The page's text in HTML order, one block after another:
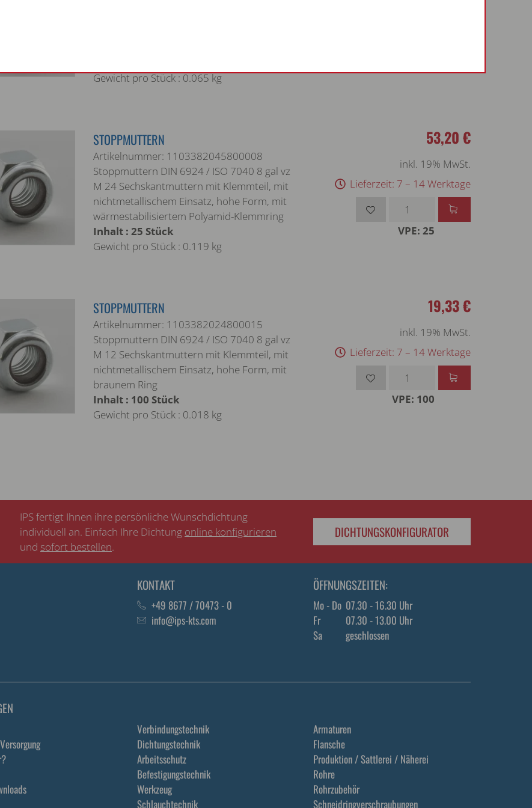
Gewicht pro Stück : 0.065 kg
STOPPMUTTERN
Artikelnummer: 1103382045800008
Stoppmuttern DIN 6924 / ISO 7040 8 gal vz
M 24 Sechskantmuttern mit Klemmteil, mit
nichtmetallischem Einsatz, hohe Form, mit
wärmestabilisiertem Polyamid-Klemmring
Inhalt : 25 Stück
Gewicht pro Stück : 0.119 kg
53,20 €
inkl. 19% MwSt.
Lieferzeit: 7 – 14 Werktage
VPE: 25
STOPPMUTTERN
Artikelnummer: 1103382024800015
Stoppmuttern DIN 6924 / ISO 7040 8 gal vz
M 12 Sechskantmuttern mit Klemmteil, mit
nichtmetallischem Einsatz, hohe Form, mit
braunem Ring
Inhalt : 100 Stück
Gewicht pro Stück : 0.018 kg
19,33 €
inkl. 19% MwSt.
Lieferzeit: 7 – 14 Werktage
VPE: 100
IPS fertigt Ihnen ihre persönliche Wunschdichtung
individuell an. Einfach Ihre Dichtung online konfigurieren
und sofort bestellen.
DICHTUNGSKONFIGURATOR
KONTAKT
+49 8677 / 70473 - 0
info@ips-kts.com
ÖFFNUNGSZEITEN:
Mo - Do 07.30 - 16.30 Uhr
Fr
07.30 - 13.00 Uhr
Sa
geschlossen
Verbindungstechnik
Dichtungstechnik
Arbeitsschutz
Befestigungstechnik
Werkzeug
Schlauchtechnik
Armaturen
Flansche
Produktion / Sattlerei / Näherei
Rohre
Rohrzubehör
Schneidringverschraubungen